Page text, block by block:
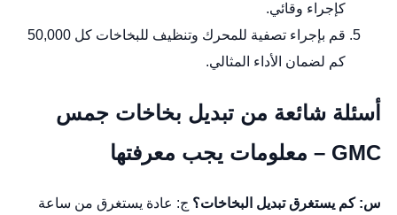
كإجراء وقائي.
قم بإجراء تصفية للمحرك وتنظيف للبخاخات كل 50,000
كم لضمان الأداء المثالي.
أسئلة شائعة من تبديل بخاخات جمس
GMC – معلومات يجب معرفتها
س: كم يستغرق تبديل البخاخات؟ ج: عادة يستغرق من ساعة